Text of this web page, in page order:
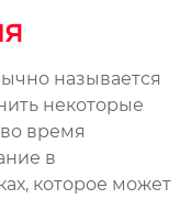
называется
некоторые
время
в
которое может